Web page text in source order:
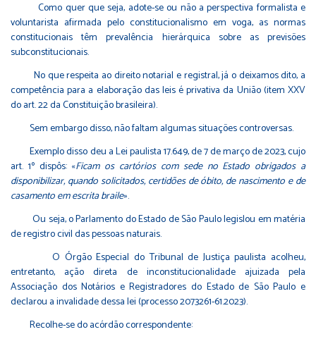
Como quer que seja, adote-se ou não a perspectiva formalista e
voluntarista afirmada pelo constitucionalismo em voga, as normas
constitucionais têm prevalência hierárquica sobre as previsões
subconstitucionais.
No que respeita ao direito notarial e registral, já o deixamos dito, a
competência para a elaboração das leis é privativa da União (item XXV
do art. 22 da Constituição brasileira).
Sem embargo disso, não faltam algumas situações controversas.
Exemplo disso deu a Lei paulista 17.649, de 7 de março de 2023, cujo
art. 1º dispôs: «Ficam os cartórios com sede no Estado obrigados a
disponibilizar, quando solicitados, certidões de óbito, de nascimento e de
casamento em escritabraile».
Ou seja, o Parlamento do Estado de São Paulo legislou em matéria
de registro civil das pessoas naturais.
O Órgão Especial do Tribunal de Justiça paulista acolheu,
entretanto, ação direta de inconstitucionalidade ajuizada pela
Associação dos Notários e Registradores do Estado de São Paulo e
declarou a invalidade dessa lei (processo 2073261-61.2023).
Recolhe-se do acórdão correspondente: